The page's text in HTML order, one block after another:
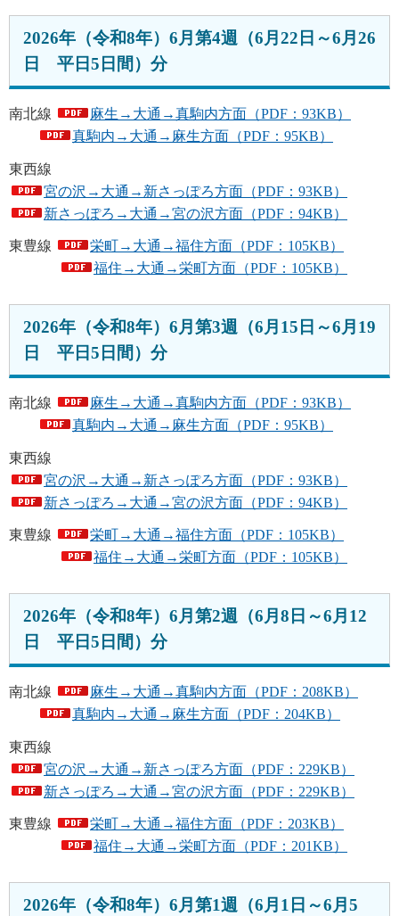
2026年（令和8年）6月第4週（6月22日～6月26
日 平日5日間）分
南北線
麻生→大通→真駒内方面（PDF：93KB）
真駒内→大通→麻生方面（PDF：95KB）
東西線
宮の沢→大通→新さっぽろ方面（PDF：93KB）
新さっぽろ→大通→宮の沢方面（PDF：94KB）
東豊線
栄町→大通→福住方面（PDF：105KB）
福住→大通→栄町方面（PDF：105KB）
2026年（令和8年）6月第3週（6月15日～6月19
日 平日5日間）分
南北線
麻生→大通→真駒内方面（PDF：93KB）
真駒内→大通→麻生方面（PDF：95KB）
東西線
宮の沢→大通→新さっぽろ方面（PDF：93KB）
新さっぽろ→大通→宮の沢方面（PDF：94KB）
東豊線
栄町→大通→福住方面（PDF：105KB）
福住→大通→栄町方面（PDF：105KB）
2026年（令和8年）6月第2週（6月8日～6月12
日 平日5日間）分
南北線
麻生→大通→真駒内方面（PDF：208KB）
真駒内→大通→麻生方面（PDF：204KB）
東西線
宮の沢→大通→新さっぽろ方面（PDF：229KB）
新さっぽろ→大通→宮の沢方面（PDF：229KB）
東豊線
栄町→大通→福住方面（PDF：203KB）
福住→大通→栄町方面（PDF：201KB）
2026年（令和8年）6月第1週（6月1日～6月5